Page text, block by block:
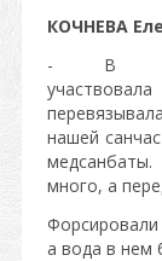
КОЧНЕВА
- В
нашей
много, а
а вода в нем